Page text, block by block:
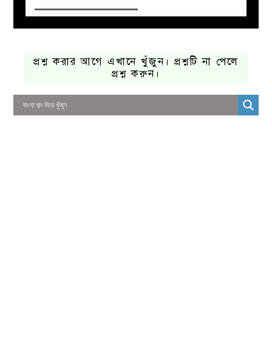
প্রশ্ন করার আগে এখানে খুঁজুন। প্রশ্নটি না পেলে
প্রশ্ন করুন।